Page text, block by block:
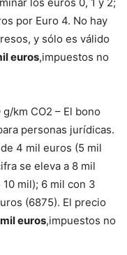
por Euro 4. No hay
y sólo es válido
euros,impuestos no
km CO2 – El bono
personas jurídicas.
4 mil euros (5 mil
se eleva a 8 mil
mil); 6 mil con 3
(6875). El precio
euros,impuestos no